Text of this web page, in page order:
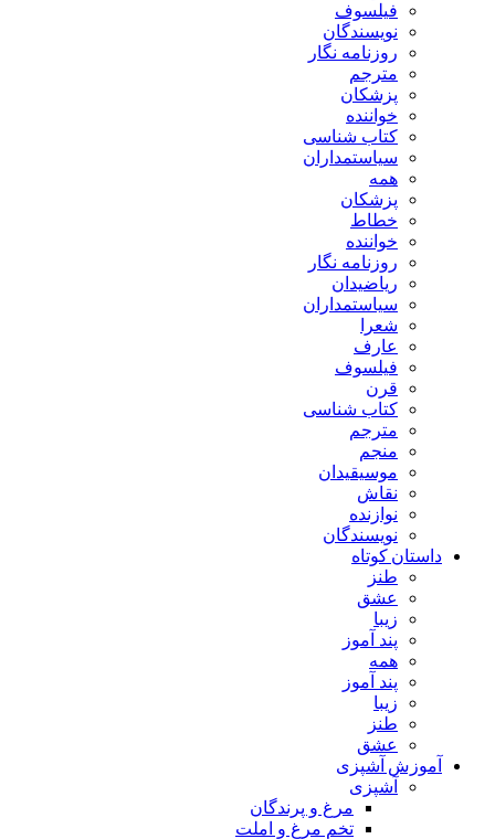
فیلسوف
نویسندگان
روزنامه نگار
مترجم
پزشکان
خواننده
کتاب شناسی
سیاستمداران
همه
پزشکان
خطاط
خواننده
روزنامه نگار
ریاضیدان
سیاستمداران
شعرا
عارف
فیلسوف
قرن
کتاب شناسی
مترجم
منجم
موسیقیدان
نقاش
نوازنده
نویسندگان
داستان کوتاه
طنز
عشق
زیبا
پند آموز
همه
پند آموز
زیبا
طنز
عشق
آموزش آشپزی
آشپزی
مرغ و پرندگان
تخم مرغ و املت